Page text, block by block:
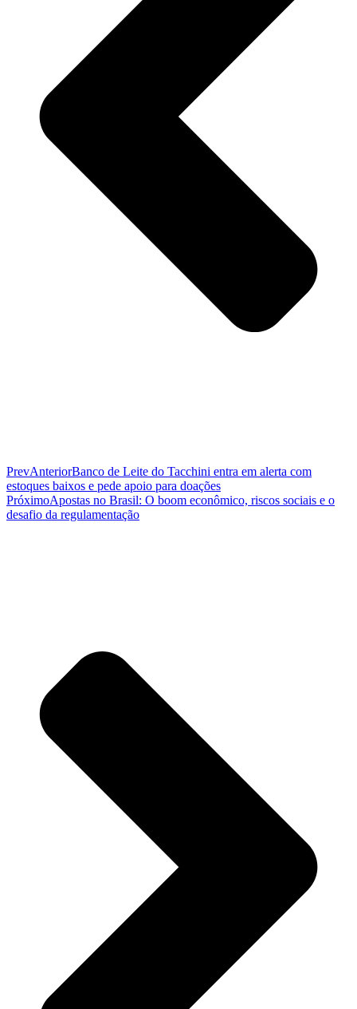
PrevAnteriorBanco de Leite do Tacchini entra em alerta com
estoques baixos e pede apoio para doações
PróximoApostas no Brasil: O boom econômico, riscos sociais e o
desafio da regulamentação